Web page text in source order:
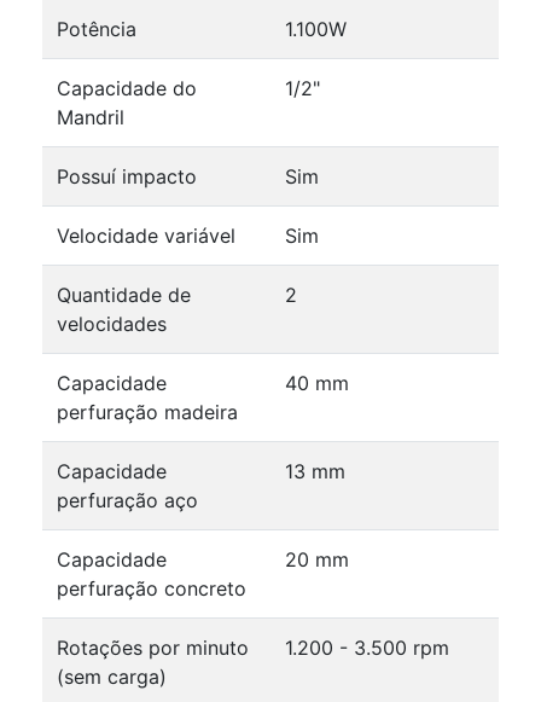
Potência 1.100W
Capacidade do
Mandril
1/2"
Possuí impacto Sim
Velocidade variável Sim
Quantidade de
velocidades
2
Capacidade
perfuração madeira
40 mm
Capacidade
perfuração aço
13 mm
Capacidade
perfuração concreto
20 mm
Rotações por minuto
(sem carga)
1.200 - 3.500 rpm